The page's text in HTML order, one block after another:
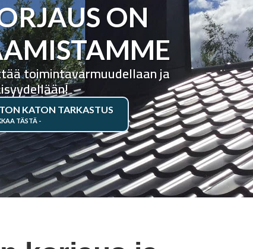
ON
toimintavarmuudellaan ja
KATON TARKASTUS